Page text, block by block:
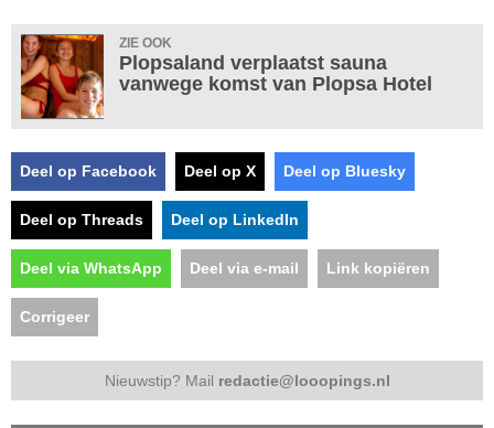
ZIE OOK
Plopsaland verplaatst sauna
vanwege komst van Plopsa Hotel
Deel op Facebook Deel op X Deel op Bluesky
Deel op Threads Deel op LinkedIn
Deel via WhatsApp Deel via e-mail Link kopiëren
Corrigeer
Nieuwstip? Mail redactie@looopings.nl